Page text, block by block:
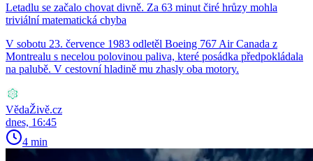
Letadlu se začalo chovat divně. Za 63 minut čiré hrůzy mohla
triviální matematická chyba
V sobotu 23. července 1983 odletěl Boeing 767 Air Canada z
Montrealu s necelou polovinou paliva, které posádka předpokládala
na palubě. V cestovní hladině mu zhasly oba motory.
VědaŽivě.cz
dnes, 16:45
4 min